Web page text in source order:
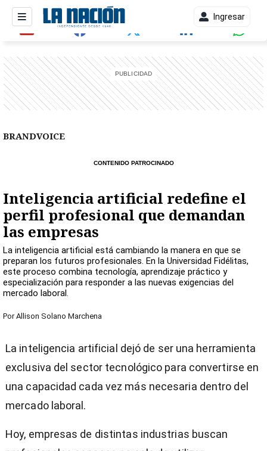
Ingresar
BRANDVOICE
CONTENIDO PATROCINADO
Inteligencia artificial redefine el
perfil profesional que demandan
las empresas
La inteligencia artificial está cambiando la manera en que se
preparan los futuros profesionales. En la Universidad Fidélitas,
este proceso combina tecnología, aprendizaje práctico y
especialización para responder a las nuevas exigencias del
mercado laboral.
Por Allison Solano Marchena
La inteligencia artificial dejó de ser una herramienta
exclusiva del sector tecnológico para convertirse en
una capacidad cada vez más necesaria dentro del
mercado laboral.
Hoy, empresas de distintas industrias buscan